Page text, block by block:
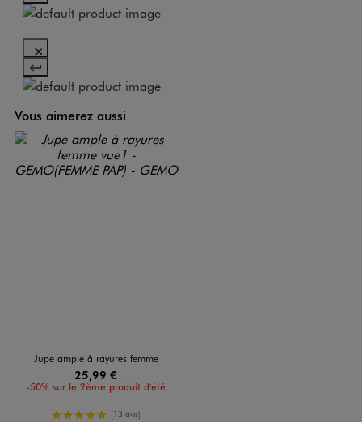
Vous aimerez aussi
Jupe ample à rayures femme
25,99 €
-50% sur le 2ème produit d'été
5/5 de moyenne
(13 avis)